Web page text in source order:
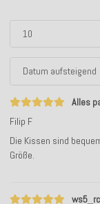
Alles
Filip F
Die Kissen sind
Größe.